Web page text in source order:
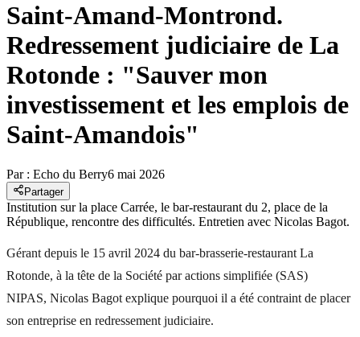
Saint-Amand-Montrond.
Redressement judiciaire de La
Rotonde : "Sauver mon
investissement et les emplois de
Saint-Amandois"
Par : Echo du Berry6 mai 2026
Partager
Institution sur la place Carrée, le bar-restaurant du 2, place de la
République, rencontre des difficultés. Entretien avec Nicolas Bagot.
Gérant depuis le 15 avril 2024 du bar-brasserie-restaurant La
Rotonde, à la tête de la Société par actions simplifiée (SAS)
NIPAS, Nicolas Bagot explique pourquoi il a été contraint de placer
son entreprise en redressement judiciaire.